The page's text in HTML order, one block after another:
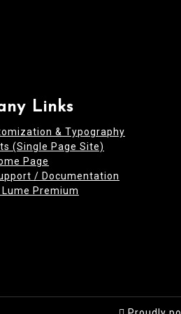
Links
& Typography
(Single Page Site)
Page
/ Documentation
Premium